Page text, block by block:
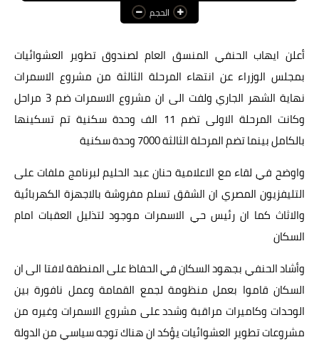
عالم المرأة
فن وثقافة
أخبار مصر
أخبار عربية
أخبار النجوم
أخبار العالم
الحجم
أعلن ايهاب الحنفي المنسق العام لصندوق تطوير العشوائيات
بمجلس الوزراء عن انتهاء المرحلة الثالثة من مشروع الاسمرات
نهاية الشهر الجاري ولفت الى ان مشروع الاسمرات ضم 3 مراحل
وكانت المرحلة الاولى تضم 11 الف وحدة سكنية تم تسكينها
بالكامل بينما تضم المرحلة الثالثة 7000 وحدة سكنية
واوضح في لقاء مع الاعلامية حنان عبد الحليم لبرنامج ملفات على
التليفزيون المصري ان الشقق تسلم مفروشة بالاجهزة الكهربائية
والاثاث كما ان رئيس حي الاسمرات موجود لتذليل العقبات امام
السكان
وأشاد الحنفي بجهود السكان في الحفاظ على المنطقة لافتا الى ان
السكان قاموا بعمل منظومة لجمع القمامة وعمل نافورة بين
الوحدات وكاميرات مراقبة وشدد على مشروع الاسمرات وغيره من
مشروعات تطوير العشوائيات يؤكد ان هناك توجه سياسي من الدولة